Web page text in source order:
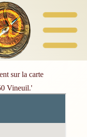
sur la carte
Vineuil.'